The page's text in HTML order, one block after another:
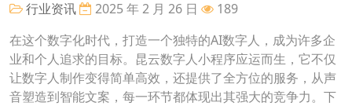
行业资讯 2025 年 2 月 26 日
189
在这个数字化时代，打造一个独特的AI数字人，成为许多企
业和个人追求的目标。昆云数字人小程序应运而生，它不仅
让数字人制作变得简单高效，还提供了全方位的服务，从声
音塑造到智能文案，每一环节都体现出其强大的竞争力。下